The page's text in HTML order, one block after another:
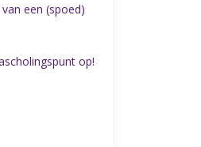
een (spoed)
op!